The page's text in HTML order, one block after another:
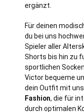
ergänzt.
Für deinen
du bei uns
Spieler aller
Shorts bis hin zu
sportlichen
Victor bequeme
dein Outfit mit
Fashion, die für
durch optimalen